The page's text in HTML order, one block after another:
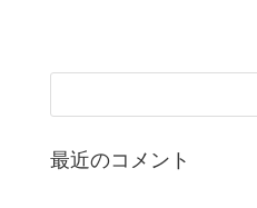
最近のコメント